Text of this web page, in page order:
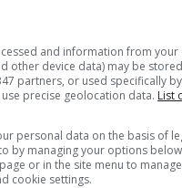
la semana que
de este contenido se
and information from your
other device data) may be
partners, or used specifically
precise geolocation data. List
personal data on the basis of
by managing your options
or in the site menu to
cookie settings.